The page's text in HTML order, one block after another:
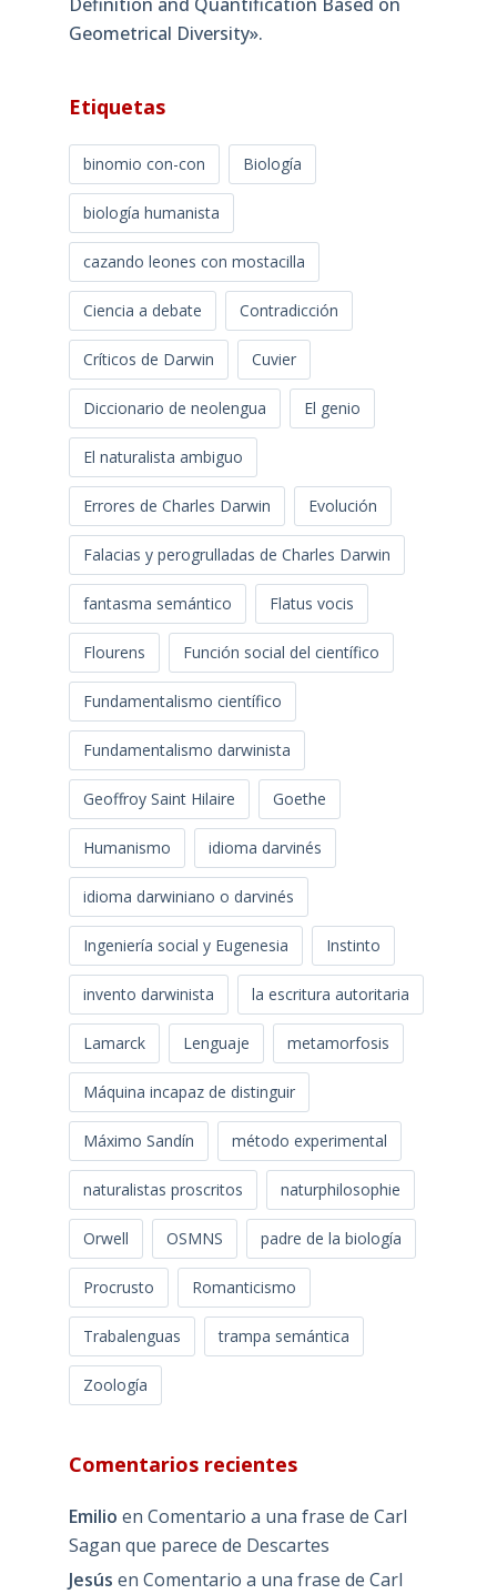
Geometrical Diversity»​.
Etiquetas
binomio con-con Biología
biología humanista
cazando leones con mostacilla
Ciencia a debate Contradicción
Críticos de Darwin Cuvier
Diccionario de neolengua El genio
El naturalista ambiguo
Errores de Charles Darwin Evolución
Falacias y perogrulladas de Charles Darwin
fantasma semántico Flatus vocis
Flourens Función social del científico
Fundamentalismo científico
Fundamentalismo darwinista
Geoffroy Saint Hilaire Goethe
Humanismo idioma darvinés
idioma darwiniano o darvinés
Ingeniería social y Eugenesia Instinto
invento darwinista la escritura autoritaria
Lamarck Lenguaje metamorfosis
Máquina incapaz de distinguir
Máximo Sandín método experimental
naturalistas proscritos naturphilosophie
Orwell OSMNS padre de la biología
Procrusto Romanticismo
Trabalenguas trampa semántica
Zoología
Comentarios recientes
Emilio en Comentario a una frase de Carl
Sagan que parece de Descartes
Jesús en Comentario a una frase de Carl